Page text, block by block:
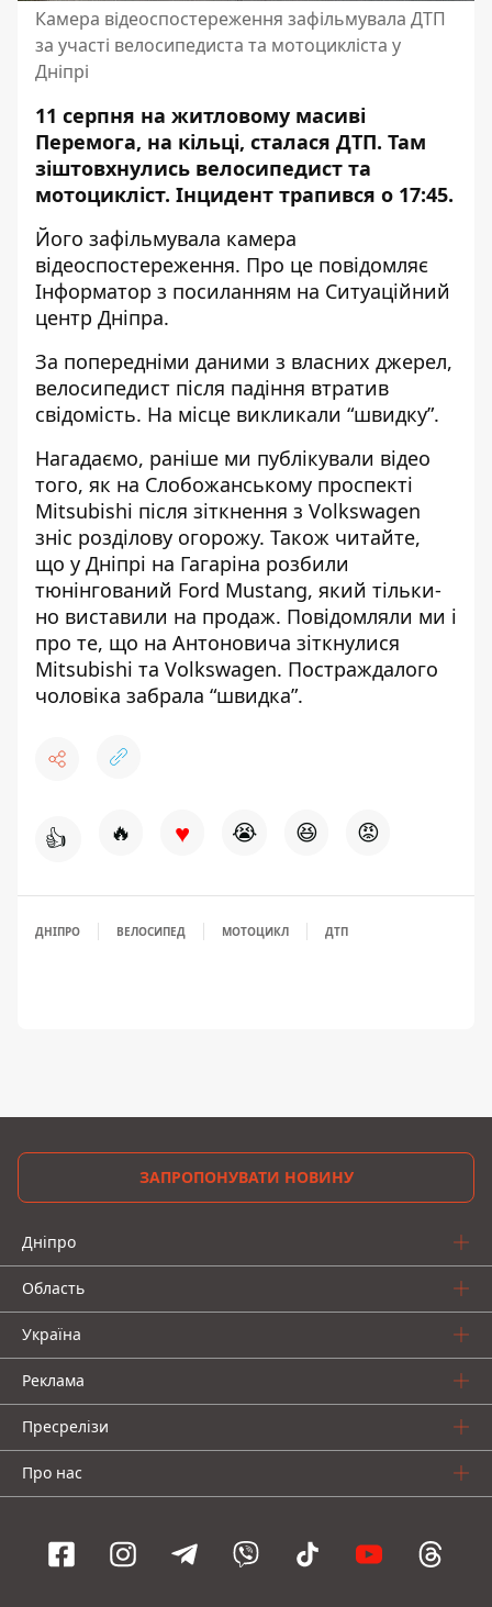
Камера відеоспостереження зафільмувала ДТП
за участі велосипедиста та мотоцикліста у
Дніпрі
11 серпня на житловому масиві
Перемога, на кільці, сталася ДТП. Там
зіштовхнулись велосипедист та
мотоцикліст. Інцидент трапився о 17:45.
Його зафільмувала камера
відеоспостереження. Про це повідомляє
Інформатор з посиланням на Ситуаційний
центр Дніпра.
За попередніми даними з власних джерел,
велосипедист після падіння втратив
свідомість. На місце викликали “швидку”.
Нагадаємо, раніше ми публікували відео
того, як на Слобожанському проспекті
Mitsubishi після зіткнення з Volkswagen
зніс розділову огорожу. Також читайте,
що у Дніпрі на Гагаріна розбили
тюнінгований Ford Mustang, який тільки-
но виставили на продаж. Повідомляли ми і
про те, що на Антоновича зіткнулися
Mitsubishi та Volkswagen. Постраждалого
чоловіка забрала “швидка”.
👍 🔥 ♥ 😭 😆 😡
ДНІПРО ВЕЛОСИПЕД МОТОЦИКЛ ДТП
ЗАПРОПОНУВАТИ НОВИНУ
Дніпро
Область
Україна
Реклама
Пресрелізи
Про нас